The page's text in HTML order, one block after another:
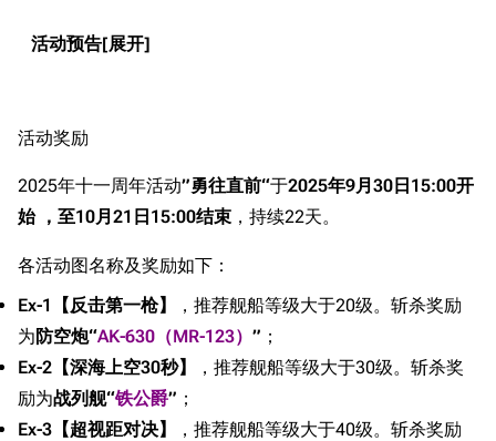
活动预告
活动奖励
2025年十一周年活动”勇往直前“于2025年9月30日15:00开
始 ，至10月21日15:00结束 ，持续22天。
各活动图名称及奖励如下：
Ex-1【反击第一枪】
，推荐舰船等级大于20级。斩杀奖励
为防空炮“AK-630（MR-123） ” ；
Ex-2【深海上空30秒】
，推荐舰船等级大于30级。斩杀奖
励为战列舰“铁公爵” ；
Ex-3【超视距对决】
，推荐舰船等级大于40级。斩杀奖励